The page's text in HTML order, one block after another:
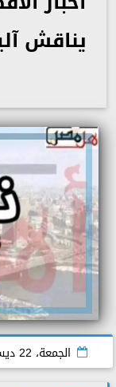
يناقش
الجمعة، 22 ديسمبر 2023